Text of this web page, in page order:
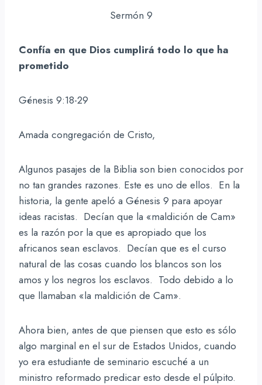
Sermón 9
Confía en que Dios cumplirá todo lo que ha
prometido
Génesis 9:18-29
Amada congregación de Cristo,
Algunos pasajes de la Biblia son bien conocidos por
no tan grandes razones. Este es uno de ellos. En la
historia, la gente apeló a Génesis 9 para apoyar
ideas racistas. Decían que la «maldición de Cam»
es la razón por la que es apropiado que los
africanos sean esclavos. Decían que es el curso
natural de las cosas cuando los blancos son los
amos y los negros los esclavos. Todo debido a lo
que llamaban «la maldición de Cam».
Ahora bien, antes de que piensen que esto es sólo
algo marginal en el sur de Estados Unidos, cuando
yo era estudiante de seminario escuché a un
ministro reformado predicar esto desde el púlpito.